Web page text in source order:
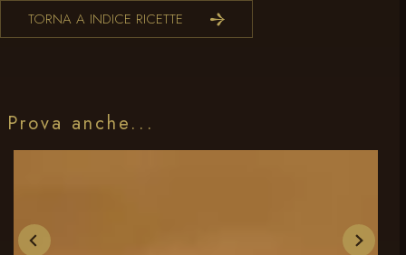
TORNA A INDICE RICETTE
Prova anche...